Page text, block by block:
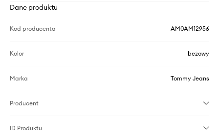
Dane produktu
Kod producenta AM0AM12956
Kolor beżowy
Marka Tommy Jeans
Producent
ID Produktu